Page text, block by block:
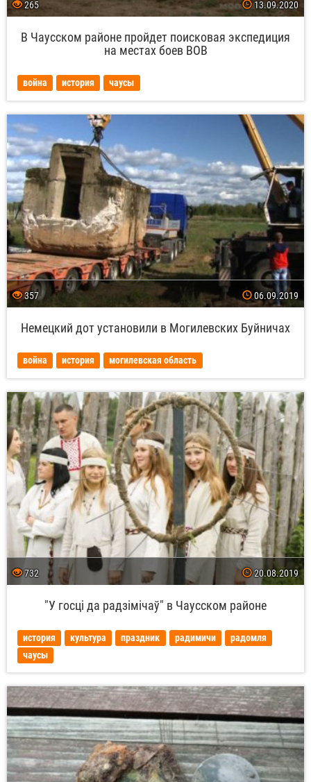
265 13.09.2020
В Чаусском районе пройдет поисковая экспедиция
на местах боев ВОВ
война история чаусы
357 06.09.2019
Немецкий дот установили в Могилевских Буйничах
война история могилевская область
732 20.08.2019
"У госці да радзімічаў" в Чаусском районе
история культура праздник радимичи
радомля
чаусы